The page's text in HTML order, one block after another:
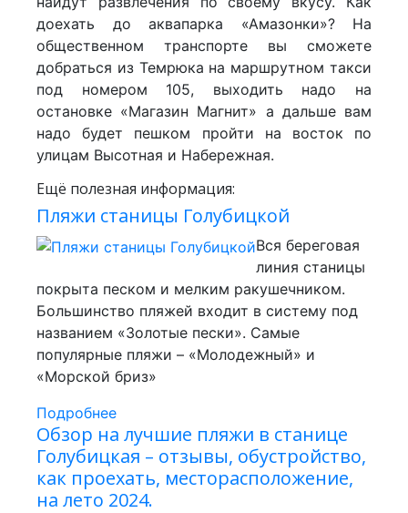
доехать до аквапарка «Амазонки»? На
общественном транспорте вы сможете
добраться из Темрюка на маршрутном такси
под номером 105, выходить надо на
остановке «Магазин Магнит» а дальше вам
надо будет пешком пройти на восток по
улицам Высотная и Набережная.
Ещё полезная информация:
Пляжи станицы Голубицкой
Вся береговая
линия станицы
покрыта песком и мелким ракушечником.
Большинство пляжей входит в систему под
названием «Золотые пески». Самые
популярные пляжи – «Молодежный» и
«Морской бриз»
Подробнее
Обзор на лучшие пляжи в станице
Голубицкая – отзывы, обустройство,
как проехать, месторасположение,
на лето 2024.